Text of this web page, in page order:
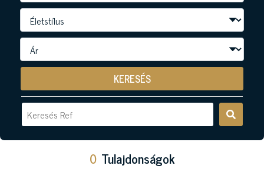
KERESÉS
0 Tulajdonságok